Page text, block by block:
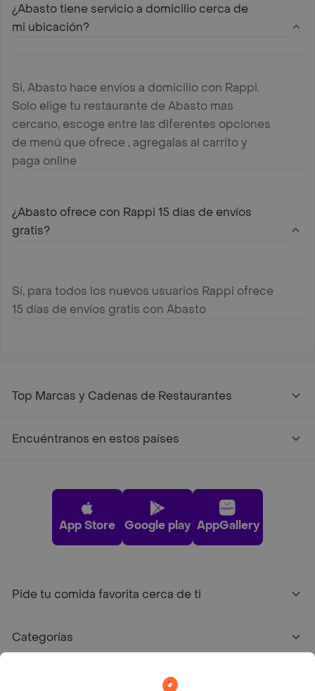
¿Abasto tiene servicio a domicilio cerca de
mi ubicación?
Si, Abasto hace envíos a domicilio con Rappi.
Solo elige tu restaurante de Abasto mas
cercano, escoge entre las diferentes opciones
de menú que ofrece , agregalas al carrito y
paga online
¿Abasto ofrece con Rappi 15 días de envíos
gratis?
Sí, para todos los nuevos usuarios Rappi ofrece
15 días de envíos gratis con Abasto
Top Marcas y Cadenas de Restaurantes
Encuéntranos en estos países
App Store Google play AppGallery
Pide tu comida favorita cerca de ti
Categorías